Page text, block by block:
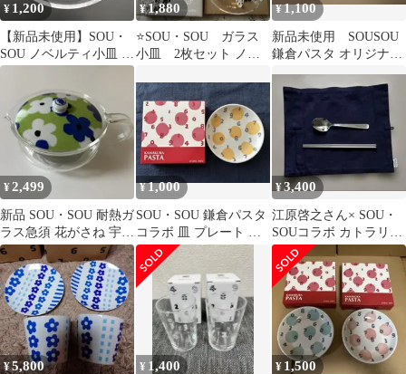
¥ 1,200
【新品未使用】SOU・
SOU ノベルティ小皿 2
枚セット（ふくろう
¥1,880
⭐️SOU・SOU ガラス
小皿 2枚セット ノベ
そすう
¥1,100
新品未使用 SOUSOU
鎌倉パスタ オリジナル
プレート 16cm 黄色
¥2,499
新品 SOU・SOU 耐熱ガ
ラス急須 花がさね 宇治
田原製茶場 京都
¥1,000
SOU・SOU 鎌倉パスタ
コラボ 皿 プレート 黄
色 16cm
¥3,400
江原啓之さん× SOU・
SOUコラボ カトラリー
セット 箸 スプーン マ
ット
¥5,800 ¥ 1,400 ¥ 1,500